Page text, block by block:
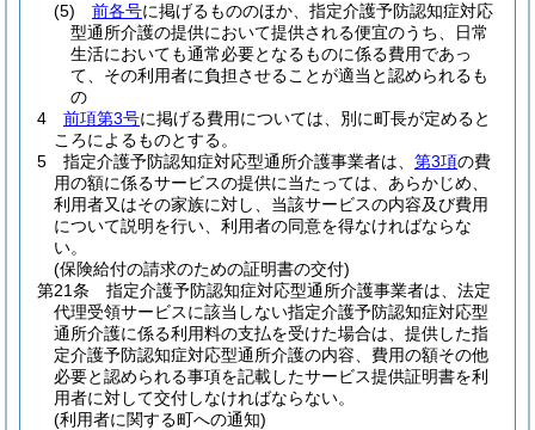
(5)
前各号に掲げるもののほか、指定介護予防認知症対応
型通所介護の提供において提供される便宜のうち、日常
生活においても通常必要となるものに係る費用であっ
て、その利用者に負担させることが適当と認められるも
の
4
前項第3号に掲げる費用については、別に町長が定めると
ころによるものとする。
5
指定介護予防認知症対応型通所介護事業者は、 第3項の費
用の額に係るサービスの提供に当たっては、あらかじめ、
利用者又はその家族に対し、当該サービスの内容及び費用
について説明を行い、利用者の同意を得なければならな
い。
(保険給付の請求のための証明書の交付)
第21条
指定介護予防認知症対応型通所介護事業者は、法定
代理受領サービスに該当しない指定介護予防認知症対応型
通所介護に係る利用料の支払を受けた場合は、提供した指
定介護予防認知症対応型通所介護の内容、費用の額その他
必要と認められる事項を記載したサービス提供証明書を利
用者に対して交付しなければならない。
(利用者に関する町への通知)